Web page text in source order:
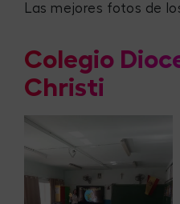
Las mejores fotos de
Colegio
Christi